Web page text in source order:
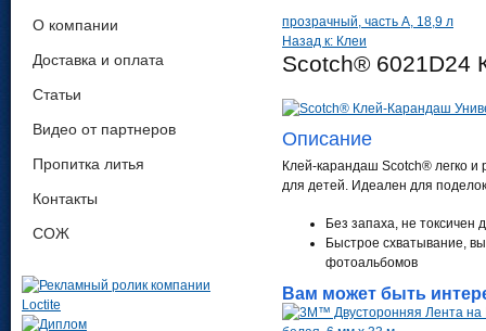
О компании
Доставка и оплата
Статьи
Видео от партнеров
Пропитка литья
Контакты
СОЖ
прозрачный, часть А, 18,9 л
Назад к: Клеи
Scotch® 6021D24
Описание
Клей-карандаш Scotch® легко и
для детей. Идеален для
Без запаха, не токсичен
Быстрое схватывание,
фотоальбомов
Вам может быть